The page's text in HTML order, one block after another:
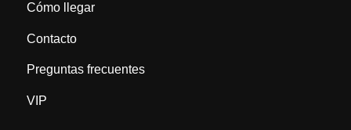
Cómo llegar
Contacto
Preguntas frecuentes
VIP